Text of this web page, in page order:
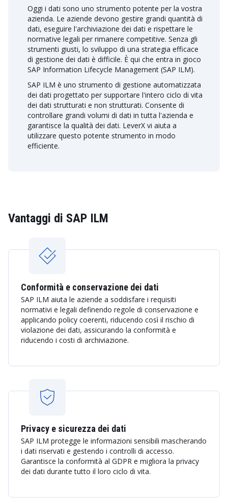
Oggi i dati sono uno strumento potente per la vostra
azienda. Le aziende devono gestire grandi quantità di
dati, eseguire l'archiviazione dei dati e rispettare le
normative legali per rimanere competitive. Senza gli
strumenti giusti, lo sviluppo di una strategia efficace
di gestione dei dati è difficile. È qui che entra in gioco
SAP Information Lifecycle Management (SAP ILM).
SAP ILM è uno strumento di gestione automatizzata
dei dati progettato per supportare l'intero ciclo di vita
dei dati strutturati e non strutturati. Consente di
controllare grandi volumi di dati in tutta l'azienda e
garantisce la qualità dei dati. LeverX vi aiuta a
utilizzare questo potente strumento in modo
efficiente.
Vantaggi di SAP ILM
Conformità e conservazione dei dati
SAP ILM aiuta le aziende a soddisfare i requisiti
normativi e legali definendo regole di conservazione e
applicando policy coerenti, riducendo così il rischio di
violazione dei dati, assicurando la conformità e
riducendo i costi di archiviazione.
Privacy e sicurezza dei dati
SAP ILM protegge le informazioni sensibili mascherando
i dati riservati e gestendo i controlli di accesso.
Garantisce la conformità al GDPR e migliora la privacy
dei dati durante tutto il loro ciclo di vita.